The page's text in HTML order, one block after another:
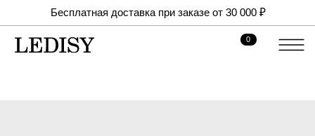
Бесплатная доставка при заказе от 30 000 ₽
0